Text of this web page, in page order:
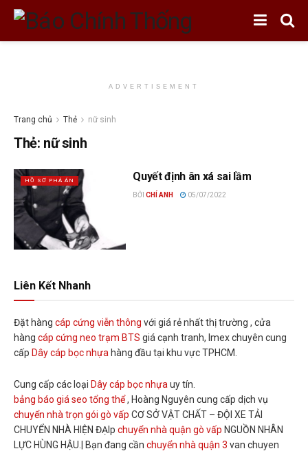
ADVERTISEMENT
Trang chủ Thẻ nữ sinh
Thẻ: nữ sinh
HỒ SƠ PHÁ ÁN Quyết định ân xá sai lầm
BỞI CHÍ ANH 05/07/2022
Liên Kết Nhanh
Đặt hàng cáp cứng viễn thông với giá rẻ nhất thị trường , cửa
hàng cáp cứng neo trạm BTS giá cạnh tranh, Imex chuyên cung
cấp Dây cáp bọc nhựa hàng đầu tại khu vực TPHCM.
Cung cấp các loại Dây cáp bọc nhựa uy tín.
bảng báo giá seo tổng thể, Hoàng Nguyên cung cấp dịch vụ
chuyển nhà trọn gói gò vấp CƠ SỞ VẬT CHẤT – ĐỘI XE TẢI
CHUYỂN NHÀ HIỆN ĐẠIp chuyển nhà quận gò vấp NGUỒN NHÂN
LỰC HÙNG HẬU.| Bạn đang cần chuyển nhà quận 3 van chuyen